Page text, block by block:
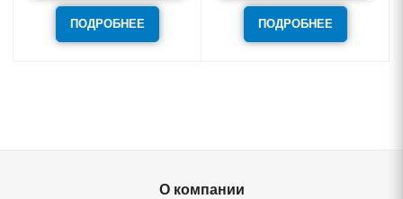
ПОДРОБНЕЕ ПОДРОБНЕЕ
О компании